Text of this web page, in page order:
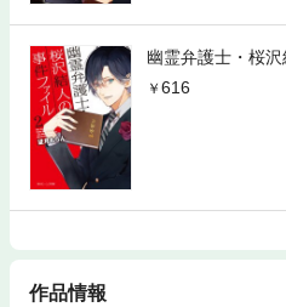
幽霊弁護士・桜
616
作品情報